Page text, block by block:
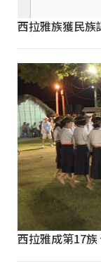
西拉雅族獲民族
西拉雅成第17